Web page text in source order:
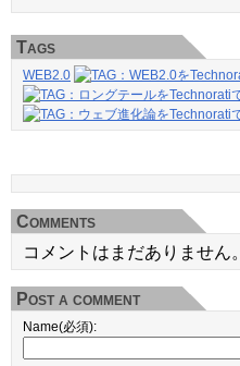
Tags
WEB2.0
Comments
コメントはまだありません。
Post a comment
Name(必須):